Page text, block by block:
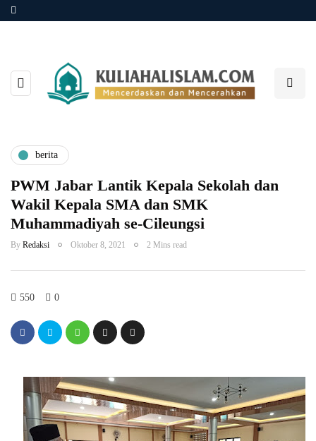
berita
PWM Jabar Lantik Kepala Sekolah dan
Wakil Kepala SMA dan SMK
Muhammadiyah se-Cileungsi
By Redaksi Oktober 8, 2021 2 Mins read
550 0